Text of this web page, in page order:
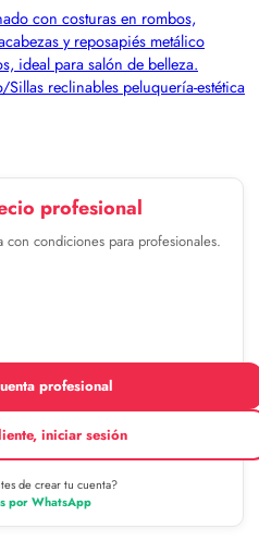
reclinables peluquería-estética
profesional
condiciones para profesionales.
profesional
iniciar sesión
de crear tu cuenta?
por WhatsApp